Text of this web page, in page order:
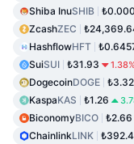
Shiba InuSHIB
ZcashZEC
HashflowHFT
SuiSUI ₺31.93
DogecoinDOGE ₺3.32
KaspaKAS ₺1.26
BiconomyBICO ₺2.66
ChainlinkLINK